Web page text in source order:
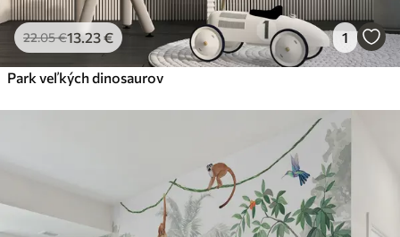
22.05€13.23€ 1
Park veľkých dinosaurov